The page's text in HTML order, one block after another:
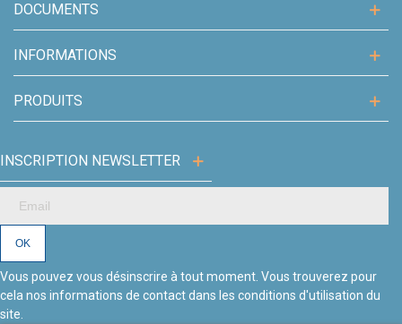
DOCUMENTS
INFORMATIONS
PRODUITS
INSCRIPTION NEWSLETTER
Vous pouvez vous désinscrire à tout moment. Vous trouverez pour
cela nos informations de contact dans les conditions d'utilisation du
site.